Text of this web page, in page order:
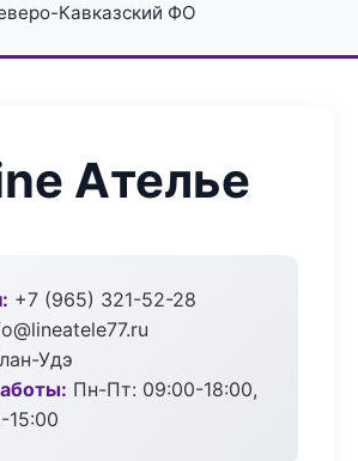
Кавказский ФО
Ателье
+7 (965) 321-52-28
Удэ
Пн-Пт: 09:00-18:00,
15:00